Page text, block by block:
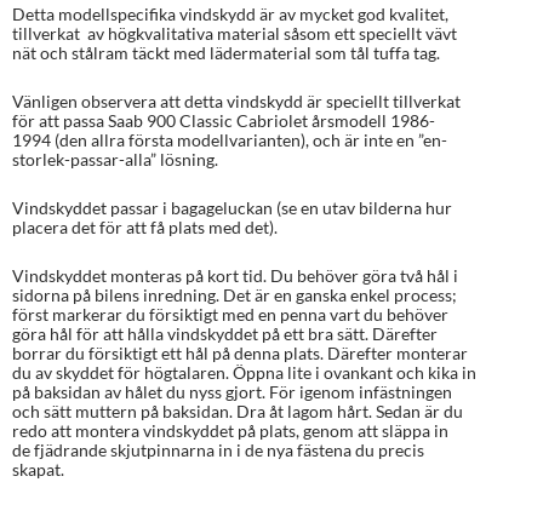
Detta modellspecifika vindskydd är av mycket god kvalitet,
tillverkat av högkvalitativa material såsom ett speciellt vävt
nät och stålram täckt med lädermaterial som tål tuffa tag.
Vänligen observera att detta vindskydd är speciellt tillverkat
för att passa Saab 900 Classic Cabriolet årsmodell 1986-
1994 (den allra första modellvarianten), och är inte en ”en-
storlek-passar-alla” lösning.
Vindskyddet passar i bagageluckan (se en utav bilderna hur
placera det för att få plats med det).
Vindskyddet monteras på kort tid. Du behöver göra två hål i
sidorna på bilens inredning. Det är en ganska enkel process;
först markerar du försiktigt med en penna vart du behöver
göra hål för att hålla vindskyddet på ett bra sätt. Därefter
borrar du försiktigt ett hål på denna plats. Därefter monterar
du av skyddet för högtalaren. Öppna lite i ovankant och kika in
på baksidan av hålet du nyss gjort. För igenom infästningen
och sätt muttern på baksidan. Dra åt lagom hårt. Sedan är du
redo att montera vindskyddet på plats, genom att släppa in
de fjädrande skjutpinnarna in i de nya fästena du precis
skapat.